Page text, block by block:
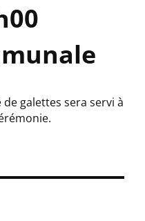
galettes sera servi à